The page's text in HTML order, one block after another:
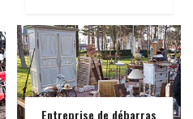
Entreprise de débarras